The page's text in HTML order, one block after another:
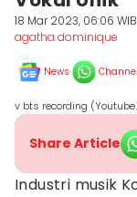
18 Mar 2023, 06:06 WIB
agatha dominique
News Channel
v bts recording
Share Article
Industri musik